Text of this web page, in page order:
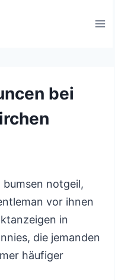
bei
notgeil,
vor ihnen
in
die jemanden
häufiger